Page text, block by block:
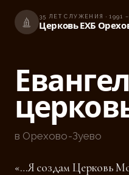
35 ЛЕТ СЛУЖЕНИЯ · 1991 –
Церковь ЕХБ
в Орехово-Зуево
«…Я создам Церковь